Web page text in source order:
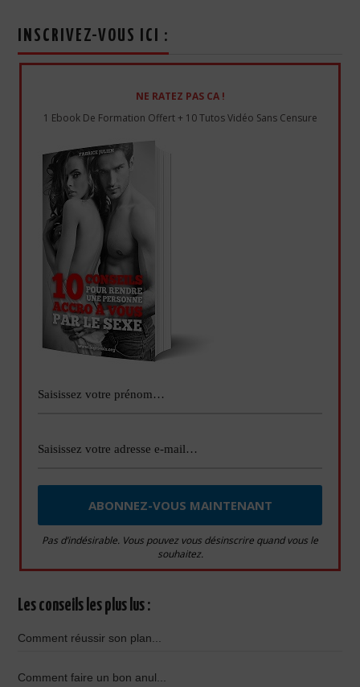
INSCRIVEZ-VOUS ICI :
NE RATEZ PAS CA !
1 Ebook De Formation Offert + 10 Tutos Vidéo Sans Censure
Pas d’indésirable. Vous pouvez vous désinscrire quand vous le
souhaitez.
Les conseils les plus lus :
Comment réussir son plan...
Comment faire un bon anul...